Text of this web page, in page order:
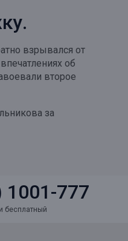
взрывался от
об
второе
за
1001-777
бесплатный